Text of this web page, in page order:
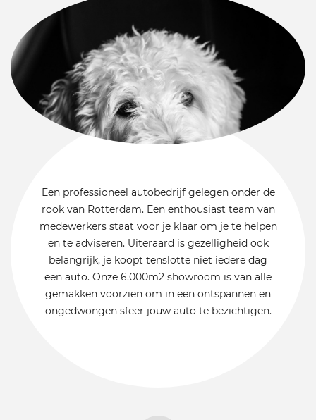
Een professioneel autobedrijf gelegen onder de
rook van Rotterdam. Een enthousiast team van
medewerkers staat voor je klaar om je te helpen
en te adviseren. Uiteraard is gezelligheid ook
belangrijk, je koopt tenslotte niet iedere dag
een auto. Onze 6.000m2 showroom is van alle
gemakken voorzien om in een ontspannen en
ongedwongen sfeer jouw auto te bezichtigen.